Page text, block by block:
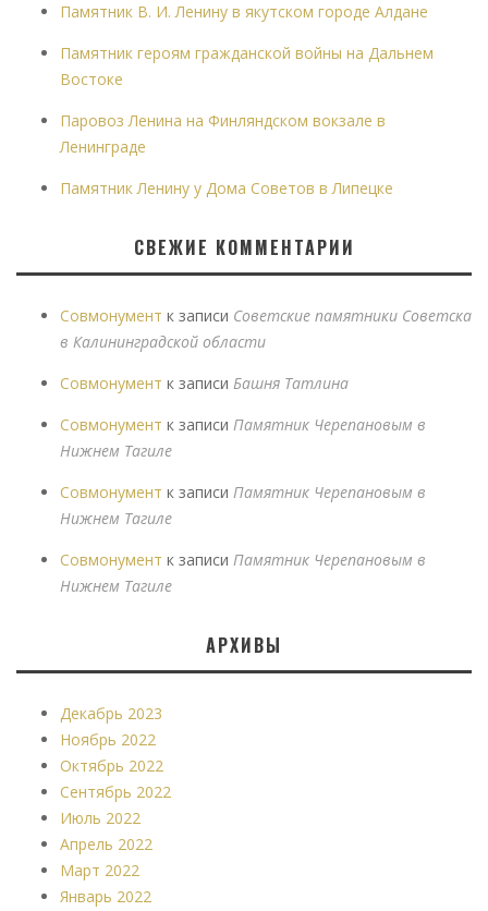
Памятник В. И. Ленину в якутском городе Алдане
Памятник героям гражданской войны на Дальнем
Востоке
Паровоз Ленина на Финляндском вокзале в
Ленинграде
Памятник Ленину у Дома Советов в Липецке
СВЕЖИЕ КОММЕНТАРИИ
Совмонумент к записи Советские памятники Советска
в Калининградской области
Совмонумент к записи Башня Татлина
Совмонумент к записи Памятник Черепановым в
Нижнем Тагиле
Совмонумент к записи Памятник Черепановым в
Нижнем Тагиле
Совмонумент к записи Памятник Черепановым в
Нижнем Тагиле
АРХИВЫ
Декабрь 2023
Ноябрь 2022
Октябрь 2022
Сентябрь 2022
Июль 2022
Апрель 2022
Март 2022
Январь 2022